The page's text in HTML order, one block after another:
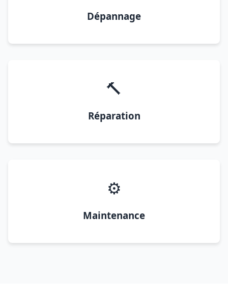
Dépannage
🔨
Réparation
⚙️
Maintenance